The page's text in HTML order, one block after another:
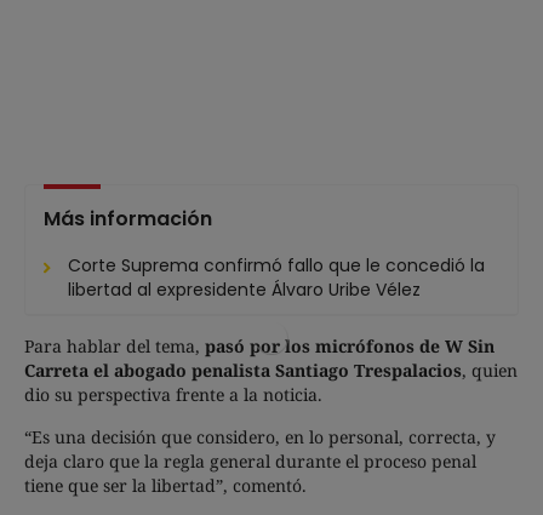
Más información
Corte Suprema confirmó fallo que le concedió la
libertad al expresidente Álvaro Uribe Vélez
Para hablar del tema, pasó por los micrófonos de W Sin
Carreta el abogado penalista Santiago Trespalacios, quien
dio su perspectiva frente a la noticia.
“Es una decisión que considero, en lo personal, correcta, y
deja claro que la regla general durante el proceso penal
tiene que ser la libertad”, comentó.